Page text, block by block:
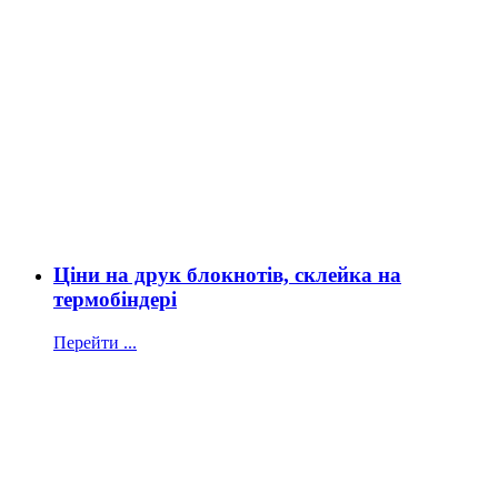
Ціни на друк блокнотів, склейка на
термобіндері
Перейти ...